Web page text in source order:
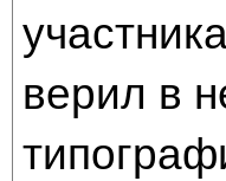
верил в